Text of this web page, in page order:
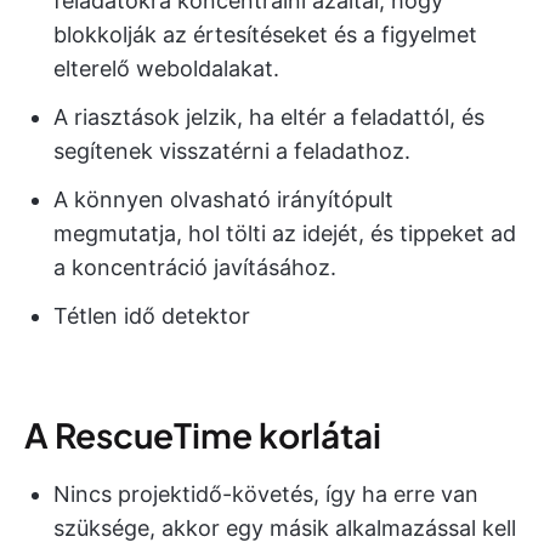
blokkolják az értesítéseket és a figyelmet
elterelő weboldalakat.
A riasztások jelzik, ha eltér a feladattól, és
segítenek visszatérni a feladathoz.
A könnyen olvasható irányítópult
megmutatja, hol tölti az idejét, és tippeket ad
a koncentráció javításához.
Tétlen idő detektor
A RescueTime korlátai
Nincs projektidő-követés, így ha erre van
szüksége, akkor egy másik alkalmazással kell